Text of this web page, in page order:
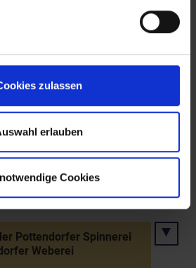
zulassen
erlauben
Cookies
von Ebreichsdorf
Krankenhauses Scheibbs
Pottendorfer Spinnerei
Weberei